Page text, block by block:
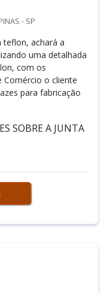
- SP
teflon, achará a
uma detalhada
com os
Comércio o cliente
para fabricação
SOBRE A JUNTA